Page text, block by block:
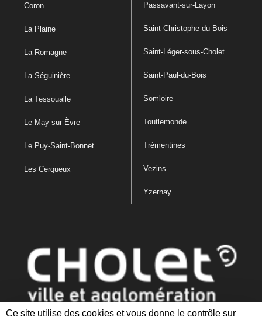
Ce site utilise des cookies et vous donne le contrôle sur
Coron
La Plaine
La Romagne
La Séguinière
La Tessoualle
Le May-sur-Èvre
Le Puy-Saint-Bonnet
Les Cerqueux
Passavant-sur-Layon
Saint-Christophe-du-Bois
Saint-Léger-sous-Cholet
Saint-Paul-du-Bois
Somloire
Toutlemonde
Trémentines
Vezins
Yzernay